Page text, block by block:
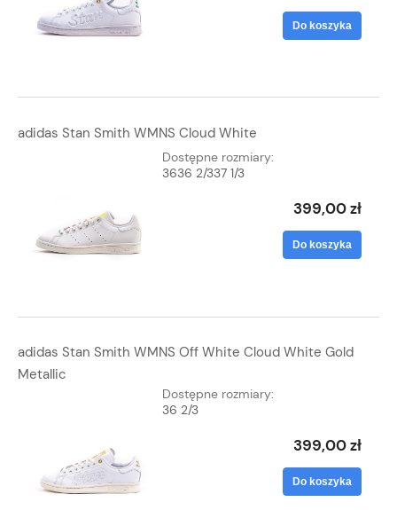
Do koszyka
adidas Stan Smith WMNS Cloud White
Dostępne rozmiary:
3636 2/337 1/3
399,00 zł
Do koszyka
adidas Stan Smith WMNS Off White Cloud White Gold
Metallic
Dostępne rozmiary:
36 2/3
399,00 zł
Do koszyka